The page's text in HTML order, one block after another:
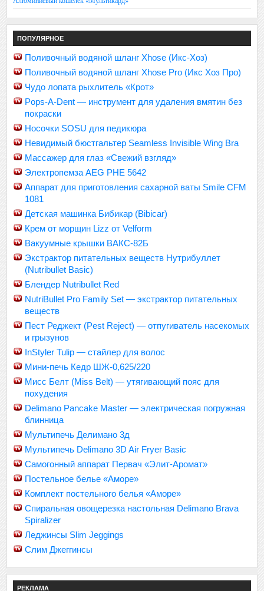
ПОПУЛЯРНОЕ
Поливочный водяной шланг Xhose (Икс-Хоз)
Поливочный водяной шланг Xhose Pro (Икс Хоз Про)
Чудо лопата рыхлитель «Крот»
Pops-A-Dent — инструмент для удаления вмятин без
покраски
Носочки SOSU для педикюра
Невидимый бюстгальтер Seamless Invisible Wing Bra
Массажер для глаз «Свежий взгляд»
Электропемза AEG PHE 5642
Аппарат для приготовления сахарной ваты Smile CFM
1081
Детская машинка Бибикар (Bibicar)
Крем от морщин Lizz от Velform
Вакуумные крышки ВАКС-82Б
Экстрактор питательных веществ Нутрибуллет
(Nutribullet Basic)
Блендер Nutribullet Red
NutriBullet Pro Family Set — экстрактор питательных
веществ
Пест Реджект (Pest Reject) — отпугиватель насекомых
и грызунов
InStyler Tulip — стайлер для волос
Мини-печь Кедр ШЖ-0,625/220
Мисс Белт (Miss Belt) — утягивающий пояс для
похудения
Delimano Pancake Master — электрическая погружная
блинница
Мультипечь Делимано 3д
Мультипечь Delimano 3D Air Fryer Basic
Самогонный аппарат Первач «Элит-Аромат»
Постельное белье «Аморе»
Комплект постельного белья «Аморе»
Спиральная овощерезка настольная Delimano Brava
Spiralizer
Леджинсы Slim Jeggings
Слим Джеггинсы
РЕКЛАМА